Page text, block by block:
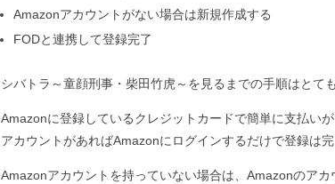
Amazonアカウントがない場合は新規作成する
FODと連携して登録完了
シバトラ～童顔刑事・柴田竹虎～を見るまでの手順はとて
Amazonに登録しているクレジットカードで簡単に支払い
アカウントがあればAmazonにログインするだけで登録は完
Amazonアカウントを持っていない場合は、Amazonのアカ